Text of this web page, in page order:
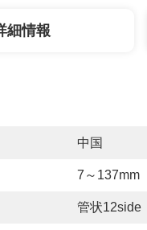
細情報
中国
7～137mm
管状12side